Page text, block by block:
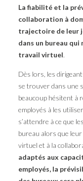
La fiabilité et la
collaboration à
trajectoire de leur
dans un bureau qui
travail virtuel.
Dès lors, les
se trouver dans une
beaucoup hésitent à
employés à les
s’attendre à ce que
bureau alors que
virtuel et à la
adaptés aux
employés, la